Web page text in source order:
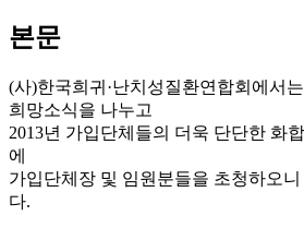
본문
(사)한국희귀·난치성질환연합회에서
희망소식을 나누고
2013년 가입단체들의 더욱 단단한 화
에
가입단체장 및 임원분들을 초청하오
다.